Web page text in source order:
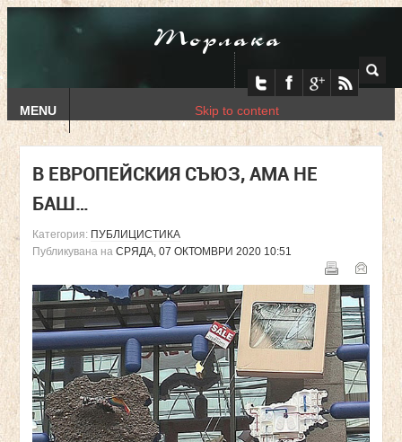
Торлака
MENU Skip to content
В ЕВРОПЕЙСКИЯ СЪЮЗ, АМА НЕ
БАШ…
Категория: ПУБЛИЦИСТИКА
Публикувана на СРЯДА, 07 ОКТОМВРИ 2020 10:51